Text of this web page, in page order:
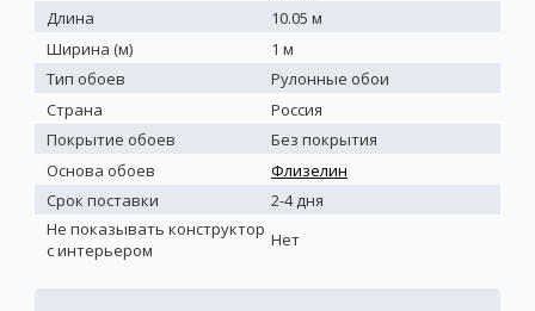
Длина
10.05 м
Ширина (м)
1 м
Тип обоев
Рулонные обои
Страна
Россия
Покрытие обоев
Без покрытия
Основа обоев
Флизелин
Срок поставки
2-4 дня
Не показывать конструктор
с интерьером
Нет